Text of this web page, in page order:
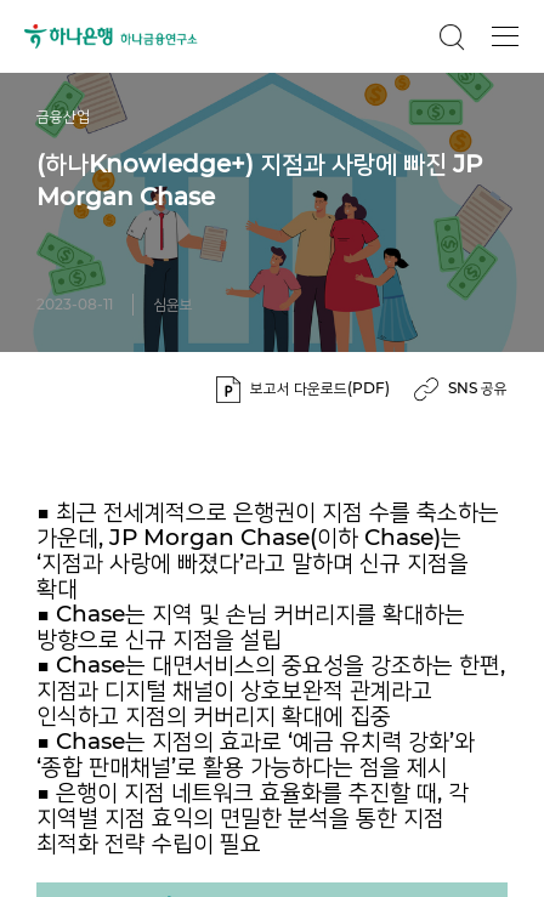
금융산업
(하나Knowledge+) 지점과 사랑에 빠진 JP
Morgan Chase
2023-08-11 심윤보
보고서 다운로드(PDF) SNS 공유
■ 최근 전세계적으로 은행권이 지점 수를 축소하는
가운데, JP Morgan Chase(이하 Chase)는
‘지점과 사랑에 빠졌다’라고 말하며 신규 지점을
확대
■ Chase는 지역 및 손님 커버리지를 확대하는
방향으로 신규 지점을 설립
■ Chase는 대면서비스의 중요성을 강조하는 한편,
지점과 디지털 채널이 상호보완적 관계라고
인식하고 지점의 커버리지 확대에 집중
■ Chase는 지점의 효과로 ‘예금 유치력 강화’와
‘종합 판매채널’로 활용 가능하다는 점을 제시
■ 은행이 지점 네트워크 효율화를 추진할 때, 각
지역별 지점 효익의 면밀한 분석을 통한 지점
최적화 전략 수립이 필요